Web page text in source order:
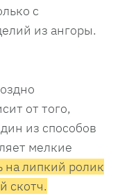
с
из ангоры.
от того,
из способов
мелкие
на липкий ролик
скотч.